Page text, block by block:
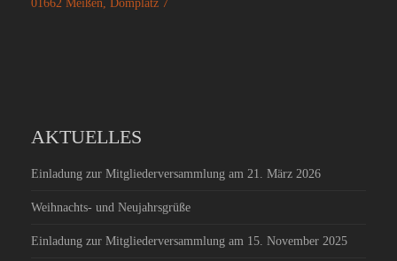
01662 Meißen, Domplatz 7
AKTUELLES
Einladung zur Mitgliederversammlung am 21. März 2026
Weihnachts- und Neujahrsgrüße
Einladung zur Mitgliederversammlung am 15. November 2025